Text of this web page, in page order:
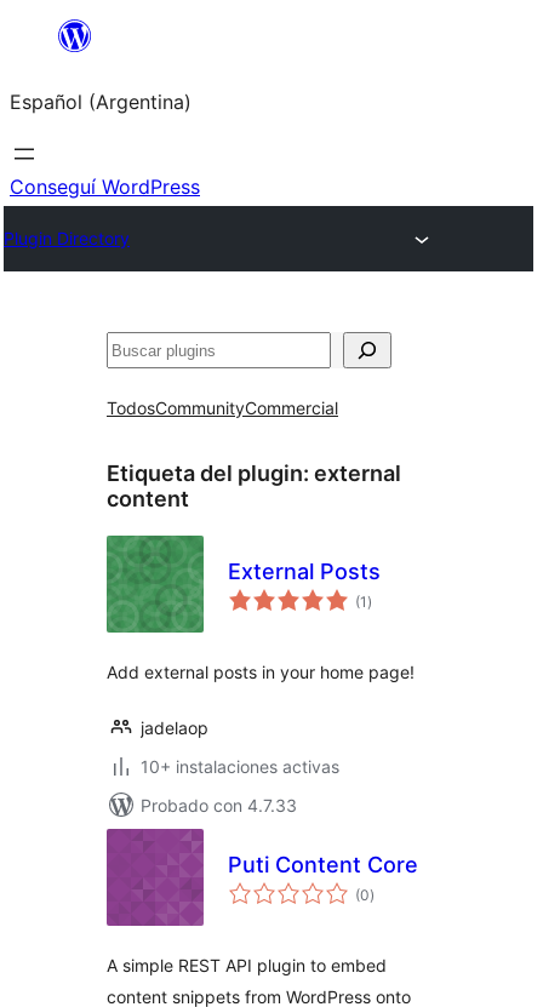
Saltar
contenido
Español (Argentina)
Conseguí WordPress
Plugin Directory
Buscar
TodosCommunityCommercial
Etiqueta del plugin: external
content
External Posts
(1 total
de
)
Add external posts in your home page!
jadelaop
10+ instalaciones activas
Probado con 4.7.33
Puti Content Core
(0total
de
)
A simple REST API plugin to embed
content snippets from WordPress onto